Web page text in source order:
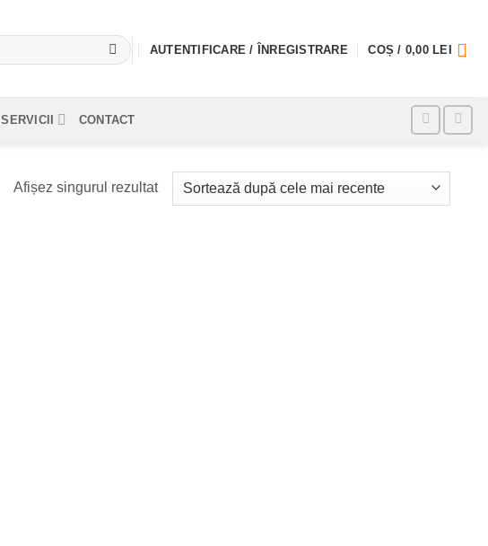
AUTENTIFICARE / ÎNREGISTRARE COȘ / 0,00LEI
SERVICII CONTACT
Afișez singurul rezultat